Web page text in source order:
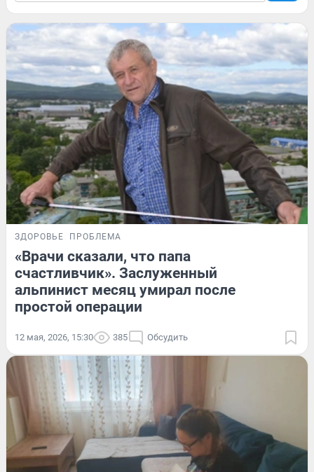
ЗДОРОВЬЕ ПРОБЛЕМА
«Врачи сказали, что папа
счастливчик». Заслуженный
альпинист месяц умирал после
простой операции
12 мая, 2026, 15:30 385 Обсудить